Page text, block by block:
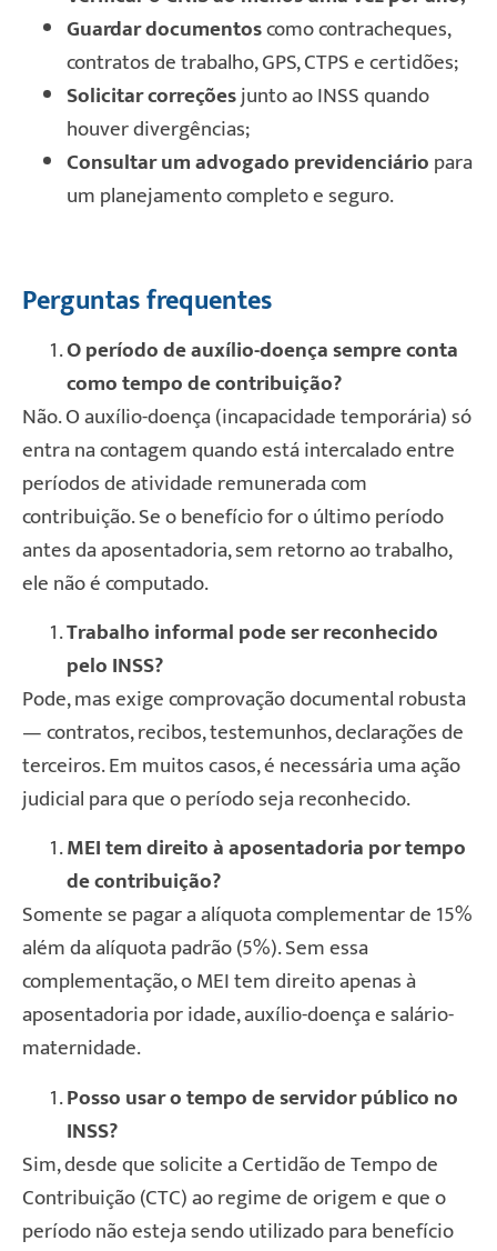
Guardar documentoscomo contracheques,
contratos de trabalho, GPS, CTPS e certidões;
Solicitar correçõesjunto ao INSS quando
houver divergências;
Consultar um advogado previdenciáriopara
um planejamento completo e seguro.
Perguntas frequentes
O período de auxílio-doença sempre conta
como tempo de contribuição?
Não. O auxílio-doença (incapacidade temporária) só
entra na contagem quando está intercalado entre
períodos de atividade remunerada com
contribuição. Se o benefício for o último período
antes da aposentadoria, sem retorno ao trabalho,
ele não é computado.
Trabalho informal pode ser reconhecido
pelo INSS?
Pode, mas exige comprovação documental robusta
— contratos, recibos, testemunhos, declarações de
terceiros. Em muitos casos, é necessária uma ação
judicial para que o período seja reconhecido.
MEI tem direito à aposentadoria por tempo
de contribuição?
Somente se pagar a alíquota complementar de 15%
além da alíquota padrão (5%). Sem essa
complementação, o MEI tem direito apenas à
aposentadoria por idade, auxílio-doença e salário-
maternidade.
Posso usar o tempo de servidor público no
INSS?
Sim, desde que solicite a Certidão de Tempo de
Contribuição (CTC) ao regime de origem e que o
período não esteja sendo utilizado para benefício